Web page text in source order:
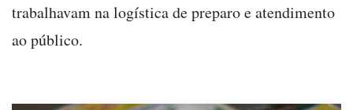
trabalhavam na logística de preparo e atendimento
ao público.